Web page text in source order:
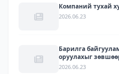
Компаний тухай
2026.06.23
Барилга
оруулахыг
2026.06.23